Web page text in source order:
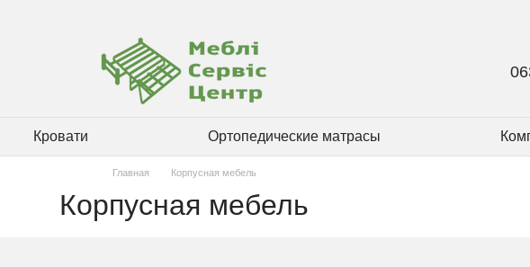
Кровати Ортопедические матрасы
Главная Корпусная мебель
Корпусная мебель